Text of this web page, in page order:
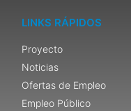
LINKS RÁPIDOS
Proyecto
Noticias
Ofertas de Empleo
Empleo Público